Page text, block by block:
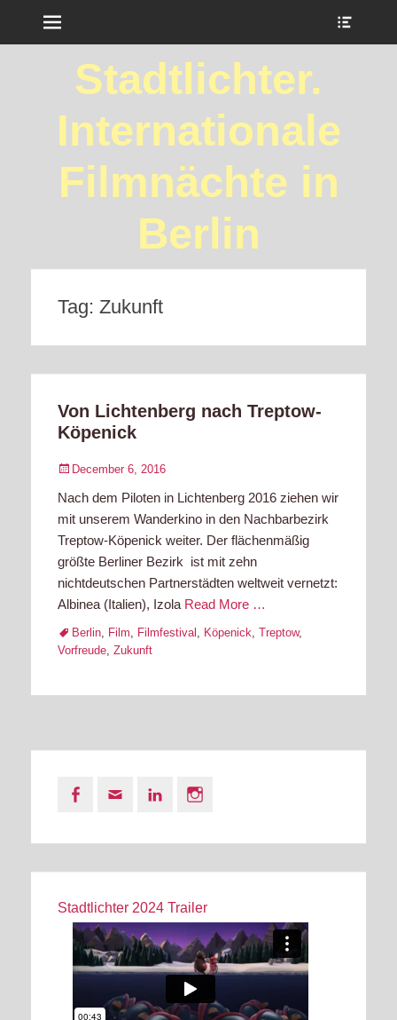
Stadtlichter.
Internationale
Filmnächte in
Berlin
Tag: Zukunft
Von Lichtenberg nach Treptow-
Köpenick
Posted
December 6, 2016
Nach dem Piloten in Lichtenberg 2016 ziehen wir
mit unserem Wanderkino in den Nachbarbezirk
Treptow-Köpenick weiter. Der flächenmäßig
größte Berliner Bezirk ist mit zehn
nichtdeutschen Partnerstädten weltweit vernetzt:
Albinea (Italien), Izola Read More …
TagsBerlin, Film, Filmfestival , Köpenick, Treptow,
Vorfreude, Zukunft
Facebook
Email LinkedIn
Stadtlichter 2024 Trailer